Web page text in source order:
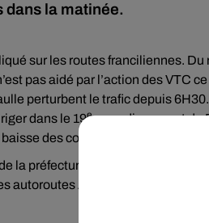
dans la matinée.
sur les routes franciliennes.
pas aidé par l’action des VTC
perturbent le trafic depuis
dans le 19earrondissement de
des commissions des
la préfecture de police,
autoroutes A1, A3, A86 et les